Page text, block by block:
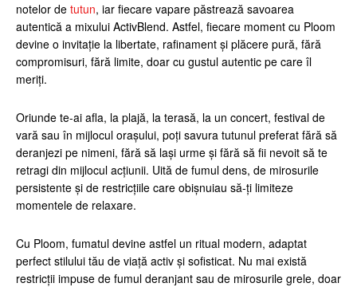
notelor de tutun, iar fiecare vapare păstrează savoarea
autentică a mixului ActivBlend. Astfel, fiecare moment cu Ploom
devine o invitație la libertate, rafinament și plăcere pură, fără
compromisuri, fără limite, doar cu gustul autentic pe care îl
meriți.
Oriunde te-ai afla, la plajă, la terasă, la un concert, festival de
vară sau în mijlocul orașului, poți savura tutunul preferat fără să
deranjezi pe nimeni, fără să lași urme și fără să fii nevoit să te
retragi din mijlocul acțiunii. Uită de fumul dens, de mirosurile
persistente și de restricțiile care obișnuiau să-ți limiteze
momentele de relaxare.
Cu Ploom, fumatul devine astfel un ritual modern, adaptat
perfect stilului tău de viață activ și sofisticat. Nu mai există
restricții impuse de fumul deranjant sau de mirosurile grele, doar